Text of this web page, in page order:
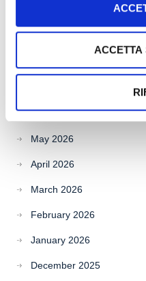
ACCETTA
June 2026
May 2026
April 2026
March 2026
February 2026
January 2026
December 2025